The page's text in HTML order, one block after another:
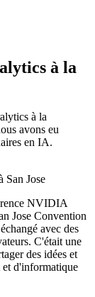
à la
à la
avons eu
en IA.
NVIDIA
Jose Convention
avec des
C'était une
des idées et
et d'informatique